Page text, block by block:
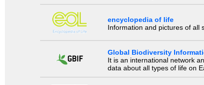
encyclopedia of life
Information and pictures of all
Global Biodiversity
It is an international network
data about all types of life on